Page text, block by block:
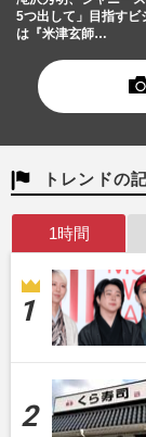
5つ出して」目指すビ
は『米津玄師…
トレンドの
1時間